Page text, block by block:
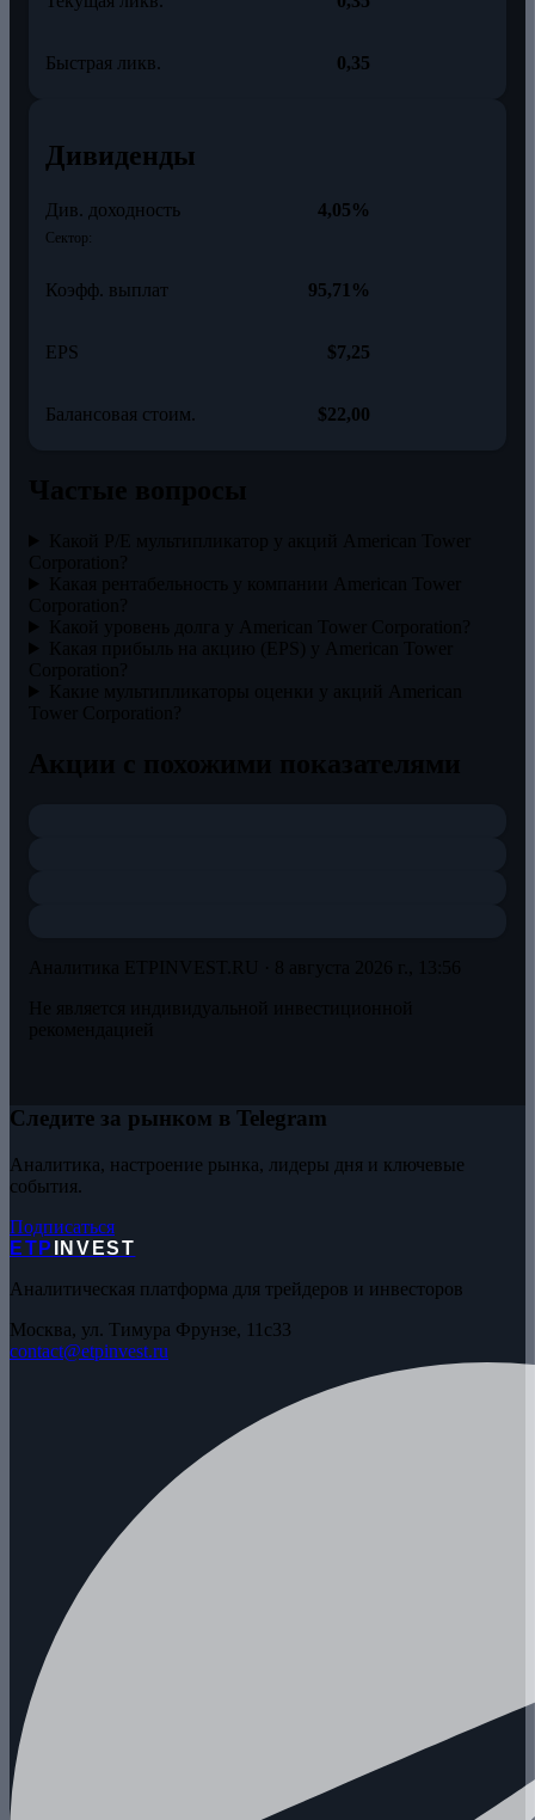
Быстрая ликв. 0,35
Дивиденды
Див. доходность
Сектор:
4,05%
Коэфф. выплат 95,71%
EPS $7,25
Балансовая стоим. $22,00
Следите за рынком в Telegram
Аналитика, настроение рынка, лидеры дня и ключевые
события.
Подписаться
ETP
INVEST
Аналитическая платформа для трейдеров и инвесторов
Москва, ул. Тимура Фрунзе, 11с33
contact@etpinvest.ru